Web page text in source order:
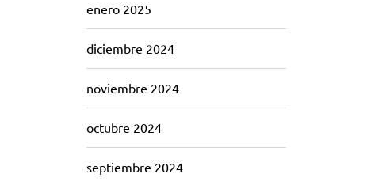
enero 2025
diciembre 2024
noviembre 2024
octubre 2024
septiembre 2024